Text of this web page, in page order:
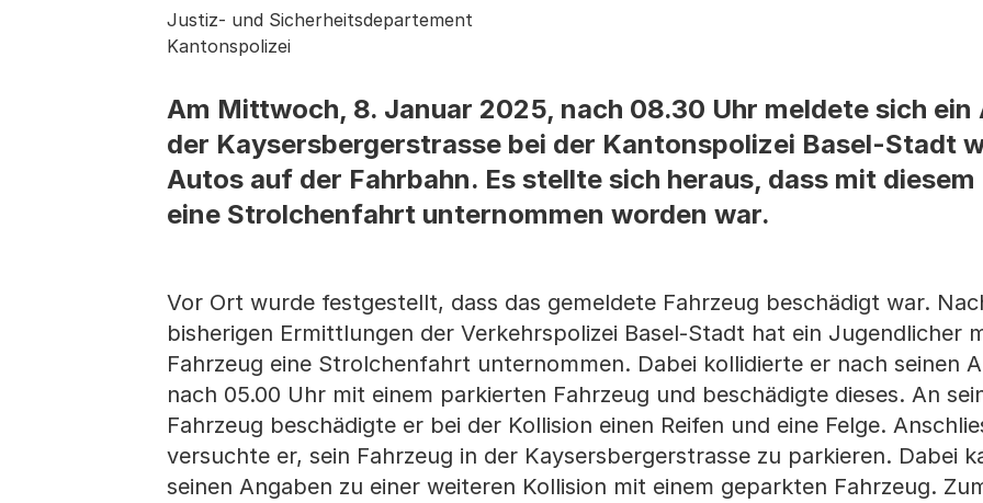
Justiz- und Sicherheitsdepartement
Kantonspolizei
Am Mittwoch, 8. Januar 2025, nach 08.30 Uhr meldete sich ein
der Kaysersbergerstrasse bei der Kantonspolizei Basel-Stadt
Autos auf der Fahrbahn. Es stellte sich heraus, dass mit diesem
eine Strolchenfahrt unternommen worden war.
Vor Ort wurde festgestellt, dass das gemeldete Fahrzeug beschädigt war.
bisherigen Ermittlungen der Verkehrspolizei Basel-Stadt hat ein Jugendlicher
Fahrzeug eine Strolchenfahrt unternommen. Dabei kollidierte er nach seinen
nach 05.00 Uhr mit einem parkierten Fahrzeug und beschädigte dieses. An
Fahrzeug beschädigte er bei der Kollision einen Reifen und eine Felge.
versuchte er, sein Fahrzeug in der Kaysersbergerstrasse zu parkieren. Dabei
seinen Angaben zu einer weiteren Kollision mit einem geparkten Fahrzeug.